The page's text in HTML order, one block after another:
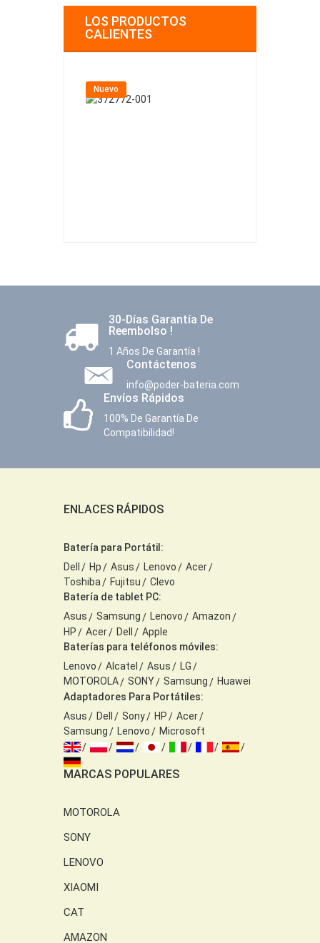
LOS PRODUCTOS
CALIENTES
Nuevo
30-Días Garantía De
Reembolso !
1 Años De Garantía !
Contáctenos
info@poder-bateria.com
Envíos Rápidos
100% De Garantía De
Compatibilidad!
ENLACES RÁPIDOS
Batería para Portátil:
Dell
Hp Asus Lenovo
Acer
Toshiba
Fujitsu
Clevo
Batería de tablet PC:
Asus
Samsung Lenovo
Amazon
HP
Acer Dell
Apple
Baterías para teléfonos móviles:
Lenovo
Alcatel Asus
LG
MOTOROLA
SONY Samsung
Huawei
Adaptadores Para Portátiles:
Asus
Dell Sony HP
Acer
Samsung
Lenovo Microsoft
MARCAS POPULARES
MOTOROLA
SONY
LENOVO
XIAOMI
CAT
AMAZON